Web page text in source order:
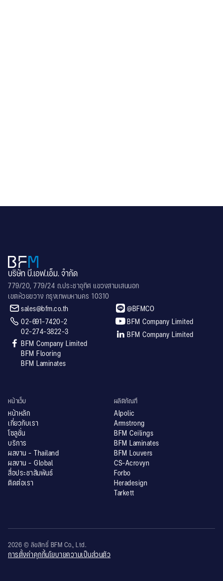
บริษัท บี.เอฟ.เอ็ม. จำกัด
779/20, 779/24 ถ.ประชาอุทิศ แขวงสามเสนนอก
เขตห้วยขวาง กรุงเทพมหานคร 10310
 sales@bfm.co.th
 02-691-7420-2
02-274-3822-3

BFM Company Limited
BFM Flooring
BFM Laminates
 @BFMCO
 BFM Company Limited
 BFM Company Limited
หน้าเว็บ
หน้าหลัก
เกี่ยวกับเรา
โซลูชั่น
บริการ
ผลงาน - Thailand
ผลงาน - Global
สื่อประชาสัมพันธ์
ติดต่อเรา
ผลิตภัณฑ์
Alpolic
Armstrong
BFM Ceilings
BFM Laminates
BFM Louvers
CS-Acrovyn
Forbo
Heradesign
Tarkett
2026 © ลิขสิทธิ์ BFM Co., Ltd.
การตั้งค่าคุกกี้นโยบายความเป็นส่วนตัว